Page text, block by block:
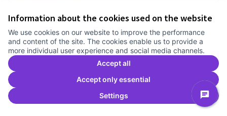
Information about the cookies used on the website
We use cookies on our website to improve the performance
and content of the site. The cookies enable us to provide a
more individual user experience and social media channels.
Accept all
Accept only essential
Settings
Revisió interna del Model de